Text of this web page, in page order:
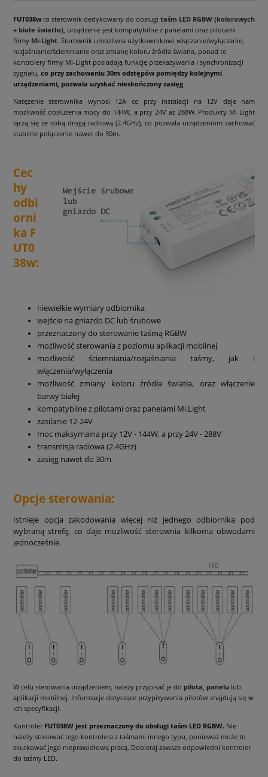
FUT038w to sterownik dedykowany do obsługi taśm LED RGBW (kolorowych
+ białe światło) , urządzenie jest kompatybilne z panelami oraz pilotami
firmy Mi-Light. Sterownik umożliwia użytkownikowi włączanie/wyłączanie,
rozjaśnianie/ściemnianie oraz zmianę koloru źródła światła, ponad to
kontrolery firmy Mi-Light posiadają funkcję przekazywania i synchronizacji
sygnału, co przy zachowaniu 30m odstępów pomiędzy kolejnymi
urządzeniami, pozwala uzyskać nieskończony zasięg.
Natężenie sterownika wynosi 12A co przy instalacji na 12V daje nam
możliwość obsłużenia mocy do 144W, a przy 24V aż 288W. Produkty Mi-Light
łączą się ze sobą drogą radiową (2.4GHz), co pozwala urządzeniom zachować
stabilne połączenie nawet do 30m.
Cec
hy
odbi
orni
ka F
UT0
38w:
niewielkie wymiary odbiornika
wejście na gniazdo DC lub śrubowe
przeznaczony do sterowanie taśmą RGBW
możliwość sterowania z poziomu aplikacji mobilnej
możliwość ściemniania/rozjaśniania taśmy, jak i
włączenia/wyłączenia
możliwość zmiany koloru źródła światła, oraz włączenie
barwy białej
kompatybilne z pilotami oraz panelami Mi.Light
zasilanie 12-24V
moc maksymalna przy 12V - 144W, a przy 24V - 288V
transmisja radiowa (2.4GHz)
zasięg nawet do 30m
Opcje sterowania:
Istnieje opcja zakodowania więcej niż jednego odbiornika pod
wybraną strefę, co daje możliwość sterownia kilkoma obwodami
jednocześnie.
W celu sterowania urządzeniem, należy przypisać je do pilota, panelu lub
aplikacji mobilnej. Informacje dotyczące przypisywania pilotów znajdują się w
ich specyfikacji.
Kontroler FUT038W jest przeznaczony do obsługi taśm LED RGBW. Nie
należy stosować tego kontrolera z taśmami innego typu, ponieważ może to
skutkować jego nieprawidłową pracą. Dobieraj zawsze odpowiedni kontroler
do taśmy LED.